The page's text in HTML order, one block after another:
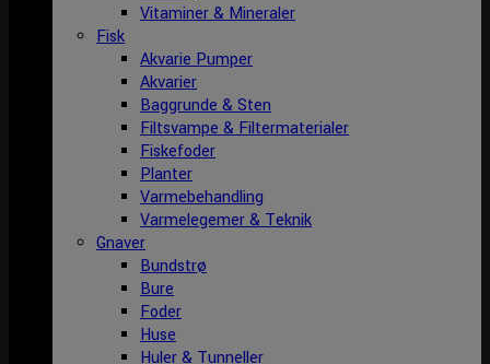
Vitaminer & Mineraler
Fisk
Akvarie Pumper
Akvarier
Baggrunde & Sten
Filtsvampe & Filtermaterialer
Fiskefoder
Planter
Varmebehandling
Varmelegemer & Teknik
Gnaver
Bundstrø
Bure
Foder
Huse
Huler & Tunneller